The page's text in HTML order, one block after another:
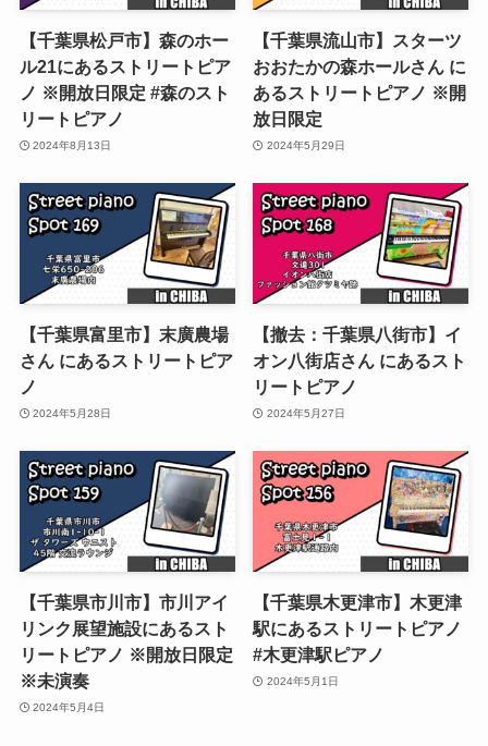
【千葉県松戸市】森のホー
ル21にあるストリートピア
ノ ※開放日限定 #森のスト
リートピアノ
2024年8月13日
【千葉県流山市】スターツ
おおたかの森ホールさん に
あるストリートピアノ ※開
放日限定
2024年5月29日
【千葉県富里市】末廣農場
さん にあるストリートピア
ノ
2024年5月28日
【撤去：千葉県八街市】イ
オン八街店さん にあるスト
リートピアノ
2024年5月27日
【千葉県市川市】市川アイ
リンク展望施設にあるスト
リートピアノ ※開放日限定
※未演奏
2024年5月4日
【千葉県木更津市】木更津
駅にあるストリートピアノ
#木更津駅ピアノ
2024年5月1日